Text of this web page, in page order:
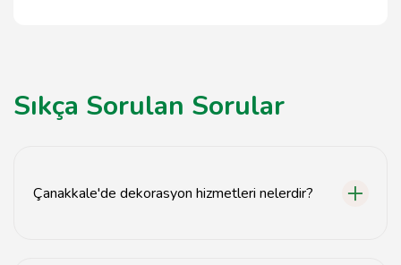
Sıkça Sorulan Sorular
Çanakkale'de dekorasyon hizmetleri nelerdir?